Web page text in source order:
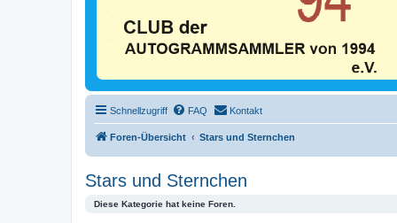
Schnellzugriff FAQ Kontakt
Foren-Übersicht Stars und Sternchen
Stars und Sternchen
Diese Kategorie hat keine Foren.